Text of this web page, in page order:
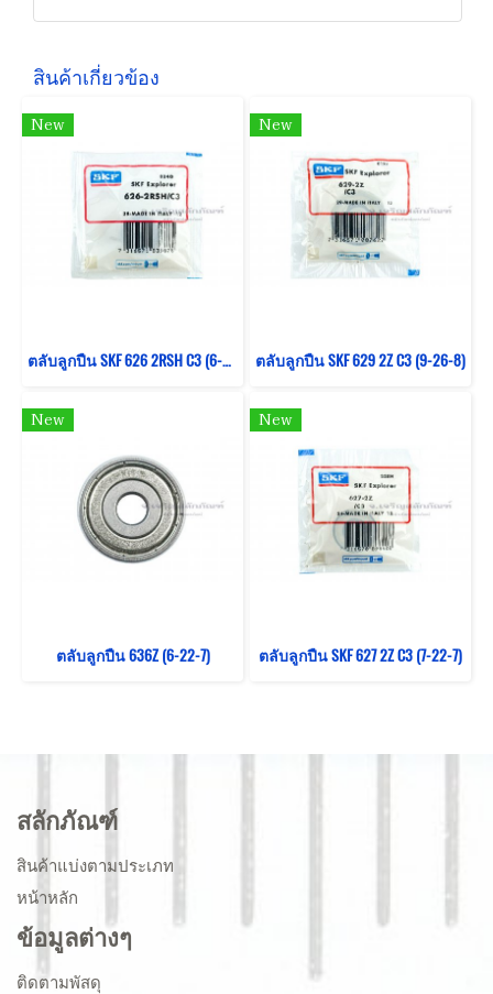
สินค้าเกี่ยวข้อง
New
ตลับลูกปืน SKF 626 2RSH C3 (6-19-6)
New
ตลับลูกปืน SKF 629 2Z C3 (9-26-8)
New
ตลับลูกปืน 636Z (6-22-7)
New
ตลับลูกปืน SKF 627 2Z C3 (7-22-7)
สลักภัณฑ์
สินค้าแบ่งตามประเภท
หน้าหลัก
ข้อมูลต่างๆ
ติดตามพัสดุ